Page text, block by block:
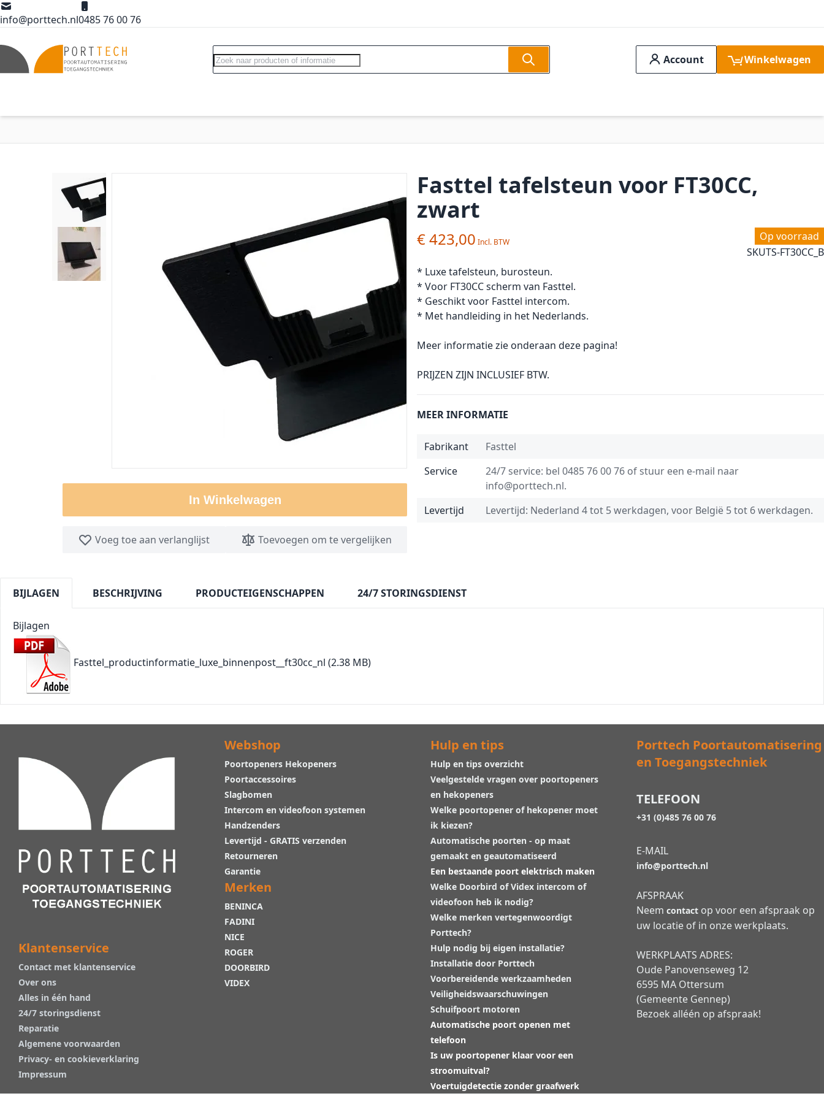
Ga naar de inhoud
info@porttech.nl0485 76 00 76
Search Search Account Winkelwagen
In Winkelwagen
Voeg toe aan verlanglijst Toevoegen om te vergelijken
Fasttel tafelsteun voor FT30CC,
zwart
Op voorraad
SKUTS-FT30CC_B
€ 423,00
* Luxe tafelsteun, burosteun.
* Voor FT30CC scherm van Fasttel.
* Geschikt voor Fasttel intercom.
* Met handleiding in het Nederlands.
Meer informatie zie onderaan deze pagina!
PRIJZEN ZIJN INCLUSIEF BTW.
MEER INFORMATIE
Fabrikant
Fasttel
Service
24/7 service: bel 0485 76 00 76 of stuur een e-mail naar
info@porttech.nl.
Levertijd
Levertijd: Nederland 4 tot 5 werkdagen, voor België 5 tot 6 werkdagen.
BIJLAGEN BESCHRIJVING PRODUCTEIGENSCHAPPEN 24/7 STORINGSDIENST
Bijlagen
Fasttel_productinformatie_luxe_binnenpost__ft30cc_nl (2.38 MB)
Klantenservice
Contact met klantenservice
Over ons
Alles in één hand
24/7 storingsdienst
Reparatie
Algemene voorwaarden
Privacy- en cookieverklaring
Impressum
Webshop
Poortopeners Hekopeners
Poortaccessoires
Slagbomen
Intercom en videofoon systemen
Handzenders
Levertijd - GRATIS verzenden
Retourneren
Garantie
Merken
BENINCA
FADINI
NICE
ROGER
DOORBIRD
VIDEX
Hulp en tips
Hulp en tips overzicht
Veelgestelde vragen over poortopeners
en hekopeners
Welke poortopener of hekopener moet
ik kiezen?
Automatische poorten - op maat
gemaakt en geautomatiseerd
Een bestaande poort elektrisch maken
Welke Doorbird of Videx intercom of
videofoon heb ik nodig?
Welke merken vertegenwoordigt
Porttech?
Hulp nodig bij eigen installatie?
Installatie door Porttech
Voorbereidende werkzaamheden
Veiligheidswaarschuwingen
Schuifpoort motoren
Automatische poort openen met
telefoon
Is uw poortopener klaar voor een
stroomuitval?
Voertuigdetectie zonder graafwerk
Porttech Poortautomatisering
en Toegangstechniek
TELEFOON
+31 (0)485 76 00 76
E-MAIL
info@porttech.nl
AFSPRAAK
Neem contact op voor een afspraak op
uw locatie of in onze werkplaats.
WERKPLAATS ADRES:
Oude Panovenseweg 12
6595 MA Ottersum
(Gemeente Gennep)
Bezoek alléén op afspraak!